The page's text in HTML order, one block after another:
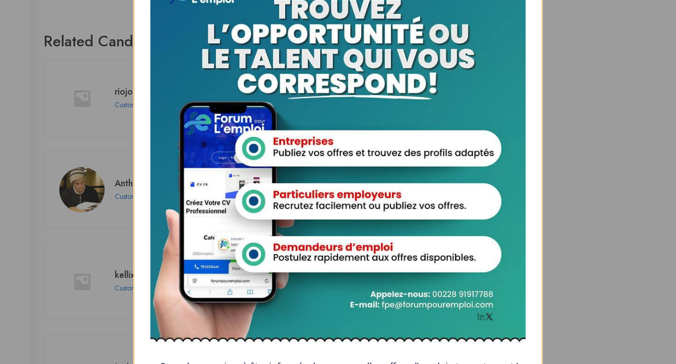
Related Candidates
riojohnson75760
Customer Los Angeles 10.000 cfa/ mois
View Profile
Anthony Anson
Customer
View Profile
kellix2009
Customer London
View Profile